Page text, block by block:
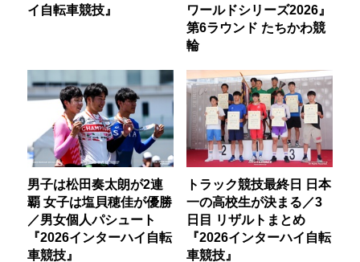
イ自転車競技』
ワールドシリーズ2026』
第6ラウンド たちかわ競
輪
男子は松田奏太朗が2連
覇 女子は塩貝穂佳が優勝
／男女個人パシュート
『2026インターハイ自転
車競技』
トラック競技最終日 日本
一の高校生が決まる／3
日目 リザルトまとめ
『2026インターハイ自転
車競技』